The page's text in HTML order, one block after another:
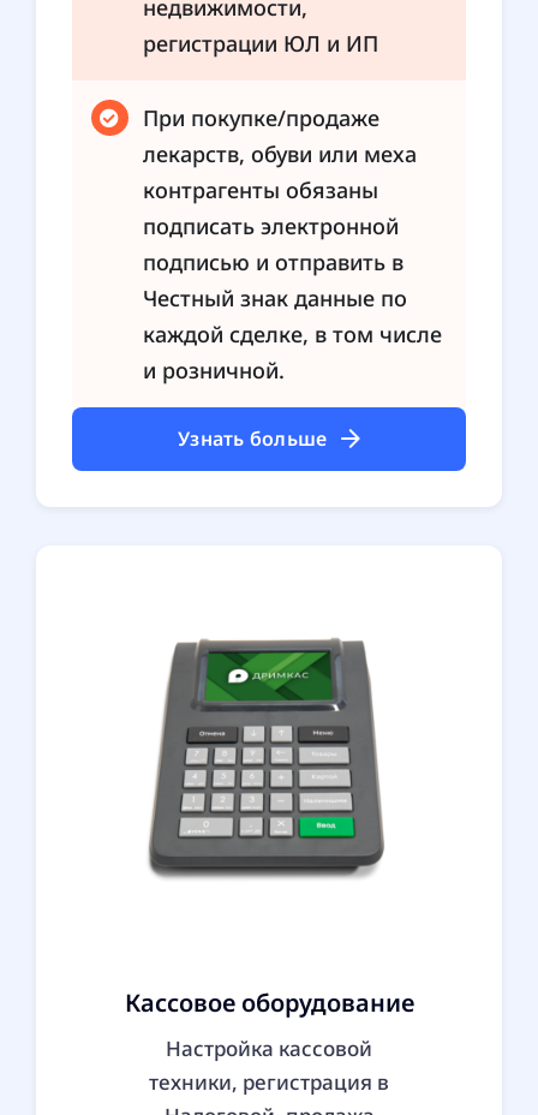
недвижимости,
регистрации ЮЛ и ИП
При покупке/продаже
лекарств, обуви или меха
контрагенты обязаны
подписать электронной
подписью и отправить в
Честный знак данные по
каждой сделке, в том числе
и розничной.
Узнать больше
Кассовое оборудование
Настройка кассовой
техники, регистрация в